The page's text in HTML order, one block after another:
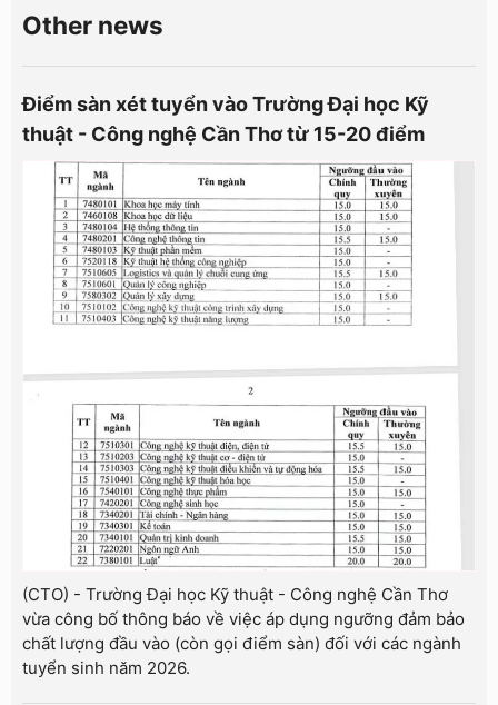
Other news
Điểm sàn xét tuyển vào Trường Đại học Kỹ
thuật - Công nghệ Cần Thơ từ 15-20 điểm
(CTO) - Trường Đại học Kỹ thuật - Công nghệ Cần Thơ
vừa công bố thông báo về việc áp dụng ngưỡng đảm bảo
chất lượng đầu vào (còn gọi điểm sàn) đối với các ngành
tuyển sinh năm 2026.